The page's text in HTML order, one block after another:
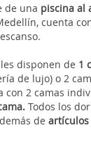
de una piscina al
cuenta
disponen de 1
de lujo) o 2
con 2 camas
Todos los
de artículos